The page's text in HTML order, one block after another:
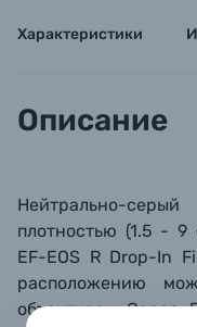
Характеристики
Описание
Нейтрально-
плотностью (1.5 - 9
EF-EOS R Drop-In
расположению
объективом Canon